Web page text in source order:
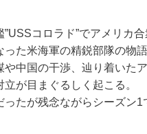
コロラド”でアメリカ
た米海軍の精鋭部隊の物語
や中国の干渉、辿り着いた
が目まぐるしく起こる。
ったが残念ながらシーズン1